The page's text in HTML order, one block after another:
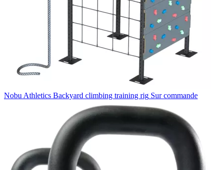
Nobu Athletics Backyard climbing training rig Sur commande